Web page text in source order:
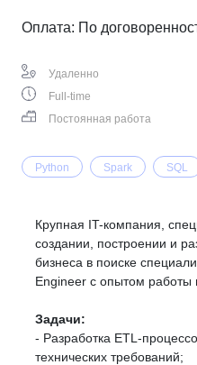
Оплата: По
Удаленно
Full-time
Постоянная работа
Python Spark SQL
Крупная IT-компания,
создании, построении и
бизнеса в поиске
Engineer с опытом работы
Задачи:
- Разработка ETL-
технических требований;